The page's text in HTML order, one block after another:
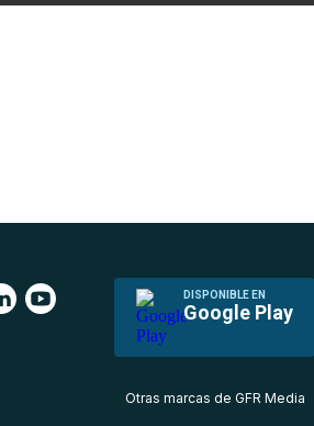
DISPONIBLE EN
Google Play
Otras marcas de GFR Media